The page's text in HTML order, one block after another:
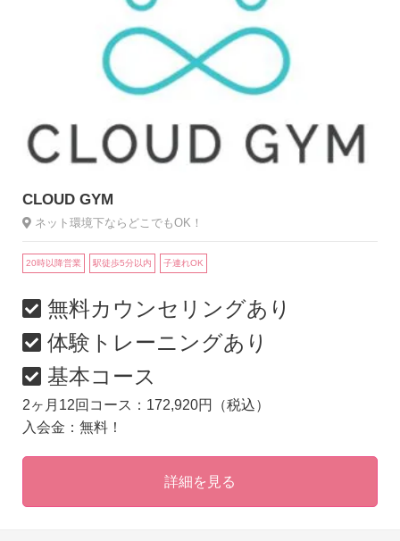
CLOUD GYM
ネット環境下ならどこでもOK！
20時以降営業 駅徒歩5分以内 子連れOK
無料カウンセリングあり
体験トレーニングあり
基本コース
2ヶ月12回コース：172,920円（税込）
入会金：無料！
詳細を見る